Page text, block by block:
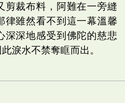
剪裁布料，阿難在一旁縫
律雖然看不到這一幕溫馨
深深地感受到佛陀的慈悲
淚水不禁奪眶而出。